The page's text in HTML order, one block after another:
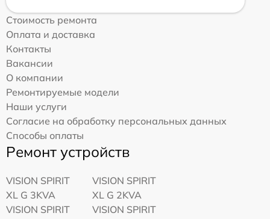
Стоимость ремонта
Оплата и доставка
Контакты
Вакансии
О компании
Ремонтируемые модели
Наши услуги
Согласие на обработку персональных данных
Способы оплаты
Ремонт устройств
VISION SPIRIT
XL G 3KVA
VISION SPIRIT
XL G 2KVA
VISION SPIRIT
VISION SPIRIT